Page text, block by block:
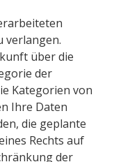
verlangen.
über die
der
Kategorien von
Ihre Daten
die geplante
Rechts auf
der